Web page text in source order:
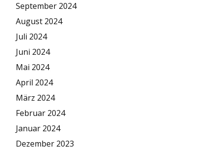
September 2024
August 2024
Juli 2024
Juni 2024
Mai 2024
April 2024
März 2024
Februar 2024
Januar 2024
Dezember 2023